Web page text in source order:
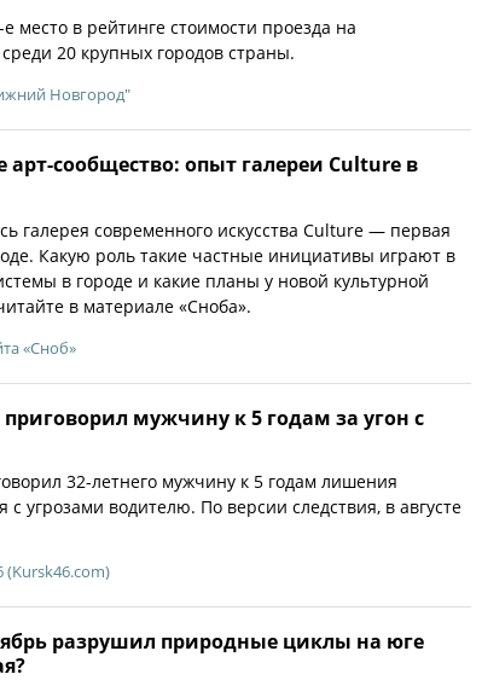
место в рейтинге стоимости проезда на
20 крупных городов страны.
Новгород"
арт-сообщество: опыт галереи Culture в
галерея современного искусства Culture — первая
Какую роль такие частные инициативы играют в
в городе и какие планы у новой культурной
в материале «Сноба».
«Сноб»
приговорил мужчину к 5 годам за угон с
32-летнего мужчину к 5 годам лишения
с угрозами водителю. По версии следствия, в августе
(Kursk46.com)
разрушил природные циклы на юге